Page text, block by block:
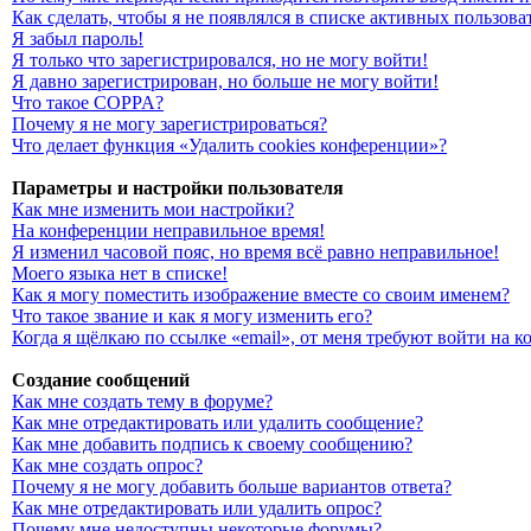
Как сделать, чтобы я не появлялся в списке активных
Я забыл пароль!
Я только что зарегистрировался, но не могу войти!
Я давно зарегистрирован, но больше не могу войти!
Что такое COPPA?
Почему я не могу зарегистрироваться?
Что делает функция «Удалить cookies конференции»?
Параметры и настройки пользователя
Как мне изменить мои настройки?
На конференции неправильное время!
Я изменил часовой пояс, но время всё равно неправильное!
Моего языка нет в списке!
Как я могу поместить изображение вместе со своим именем?
Что такое звание и как я могу изменить его?
Когда я щёлкаю по ссылке «email», от меня требуют войти на
Создание сообщений
Как мне создать тему в форуме?
Как мне отредактировать или удалить сообщение?
Как мне добавить подпись к своему сообщению?
Как мне создать опрос?
Почему я не могу добавить больше вариантов ответа?
Как мне отредактировать или удалить опрос?